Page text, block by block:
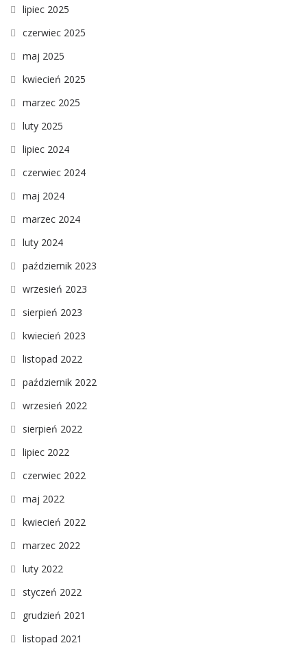
lipiec 2025
czerwiec 2025
maj 2025
kwiecień 2025
marzec 2025
luty 2025
lipiec 2024
czerwiec 2024
maj 2024
marzec 2024
luty 2024
październik 2023
wrzesień 2023
sierpień 2023
kwiecień 2023
listopad 2022
październik 2022
wrzesień 2022
sierpień 2022
lipiec 2022
czerwiec 2022
maj 2022
kwiecień 2022
marzec 2022
luty 2022
styczeń 2022
grudzień 2021
listopad 2021